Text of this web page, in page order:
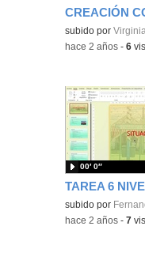
subido por
-hace 2 años -6
Contenido
subido por
00′ 0″
-hace 2 años -7